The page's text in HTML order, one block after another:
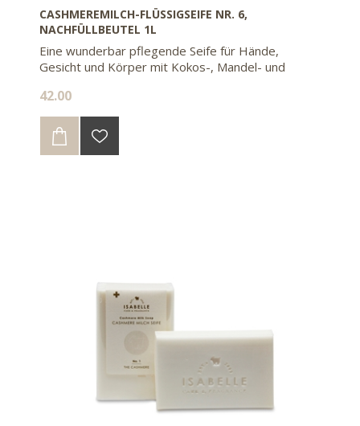
CASHMEREMILCH-FLÜSSIGSEIFE NR. 6,
NACHFÜLLBEUTEL 1L
Eine wunderbar pflegende Seife für Hände,
Gesicht und Körper mit Kokos-, Mandel- und
Kunststoff gegenüber 2 Flaschen à 500ml.
42.00